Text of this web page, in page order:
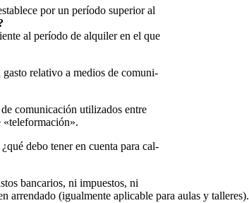
por un período superior al
al período de alquiler en el que
relativo a medios de comuni-
comunicación utilizados entre
«teleformación».
debo tener en cuenta para cal-
bancarios, ni impuestos, ni
arrendado (igualmente aplicable para aulas y talleres).